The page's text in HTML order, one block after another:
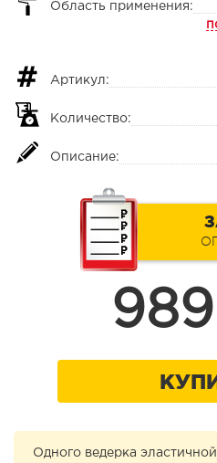
Область применения:
Артикул:
Количество:
Описание:
Одного ведерка